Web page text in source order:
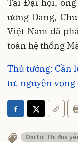
Tại Đại hội,
ương Đảng,
Việt Nam đã
toàn hệ thống
Thủ tướng: Cần
tư, nguyện vọng
Đại hội Thi đua